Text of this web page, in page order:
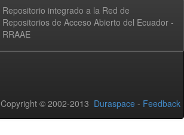
Repositorio integrado a la Red de
Repositorios de Acceso Abierto del Ecuador -
RRAAE
Copyright © 2002-2013 Duraspace - Feedback